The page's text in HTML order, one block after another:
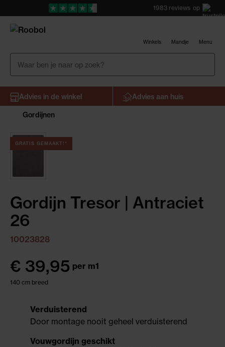
1983 reviews op
Winkels Mandje Menu
Advies in de winkel
Advies aan huis
Gordijnen
GRATIS GEMAAKT!*
Gordijn Tresor | Antraciet
26
10023828
€ 39,95 per m1
140 cm breed
Verduisterend
Door montage nooit geheel verduisterend
Vouwgordijn geschikt